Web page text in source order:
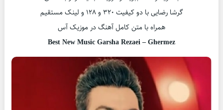
گرشا رضایی با دو کیفیت ۳۲۰ و ۱۲۸ و لینک مستقیم
همراه با متن کامل آهنگ در موزیک آس
Best New Music Garsha Rezaei – Ghermez